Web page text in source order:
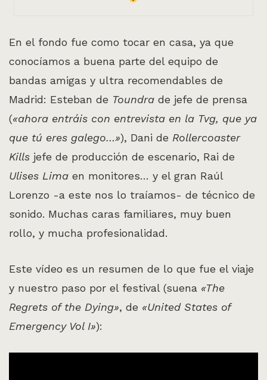
En el fondo fue como tocar en casa, ya que
conocíamos a buena parte del equipo de
bandas amigas y ultra recomendables de
Madrid: Esteban de Toundra de jefe de prensa
(«ahora entráis con entrevista en la Tvg, que ya
que tú eres galego…»), Dani de Rollercoaster
Kills jefe de producción de escenario, Rai de
Ulises Lima en monitores… y el gran Raúl
Lorenzo -a este nos lo traíamos- de técnico de
sonido. Muchas caras familiares, muy buen
rollo, y mucha profesionalidad.
Este vídeo es un resumen de lo que fue el viaje
y nuestro paso por el festival (suena «The
Regrets of the Dying», de «United States of
Emergency Vol I»):